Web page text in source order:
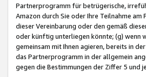
Partnerprogramm für betrügerische,
Amazon durch Sie oder Ihre Teilnahme
dieser Vereinbarung oder den gemäß
oder künftig unterliegen könnte; (g) wenn
gemeinsam mit Ihnen agieren, bereits in
das Partnerprogramm in der allgemein
gegen die Bestimmungen der Ziffer 5 und